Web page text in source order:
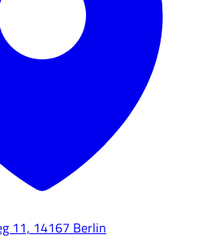
11, 14167 Berlin